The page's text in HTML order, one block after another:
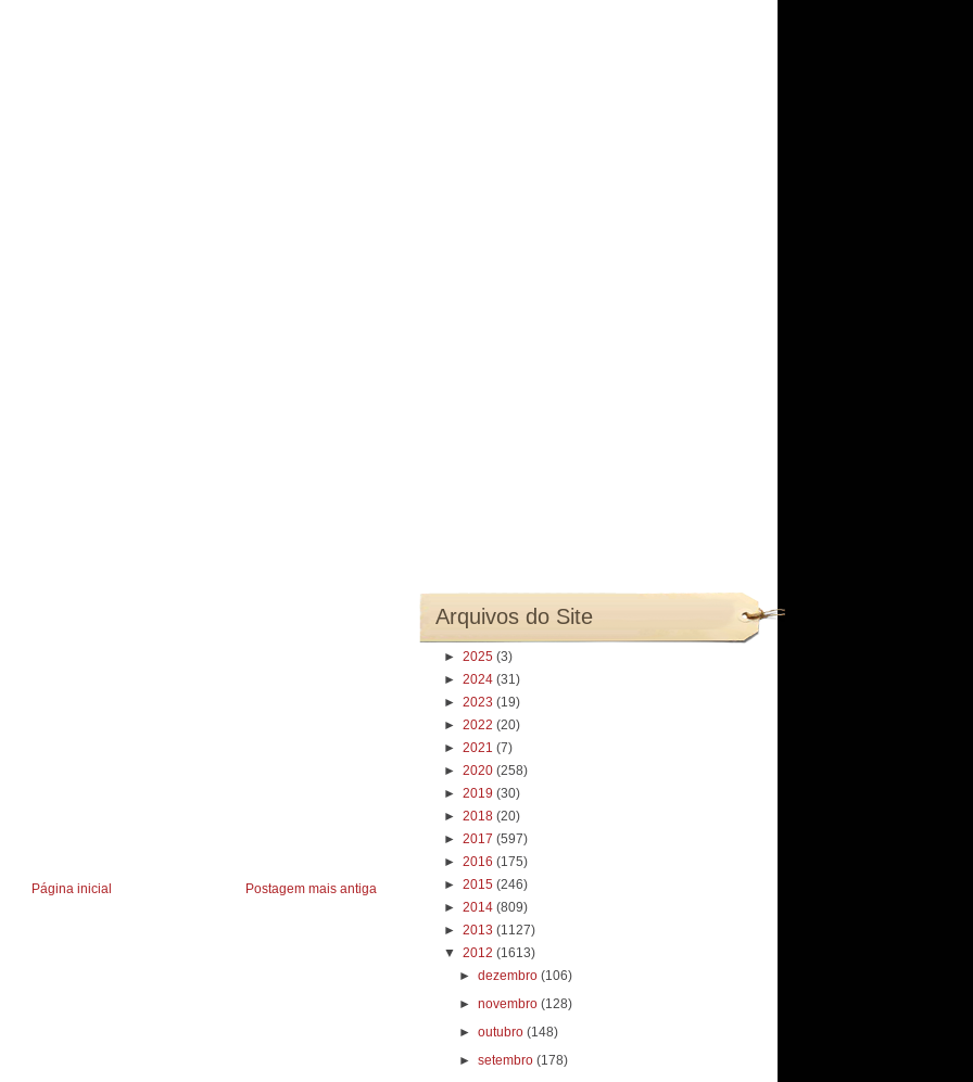
Postagem mais antiga
Página inicial
Arquivos do Site
► 2025 (3)
► 2024 (31)
► 2023 (19)
► 2022 (20)
► 2021 (7)
► 2020 (258)
► 2019 (30)
► 2018 (20)
► 2017 (597)
► 2016 (175)
► 2015 (246)
► 2014 (809)
► 2013 (1127)
▼ 2012 (1613)
►dezembro(106)
►novembro(128)
►outubro(148)
►setembro(178)